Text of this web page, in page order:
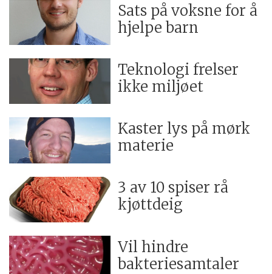
Sats på voksne for å
hjelpe barn
Teknologi frelser
ikke miljøet
Kaster lys på mørk
materie
3 av 10 spiser rå
kjøttdeig
Vil hindre
bakteriesamtaler